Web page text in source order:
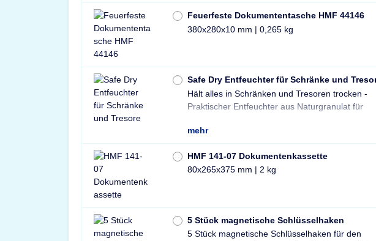
Feuerfeste Dokumententasche HMF 44146
380x280x10 mm | 0,265 kg
Safe Dry Entfeuchter für Schränke und
Hält alles in Schränken und Tresoren trocken -
Praktischer Entfeuchter aus Naturgranulat für
Tresore und Schränke gegen Rost, Schimmel und
mehr
HMF 141-07 Dokumentenkassette
80x265x375 mm | 2 kg
5 Stück magnetische Schlüsselhaken
5 Stück magnetische Schlüsselhaken für den
und sichere Lösung zur Aufbewahrung von